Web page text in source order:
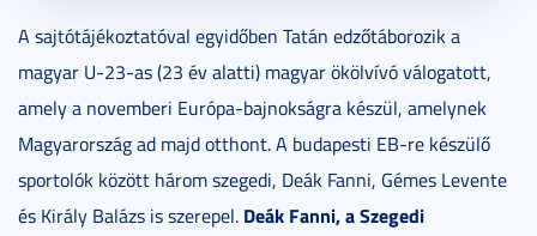
A sajtótájékoztatóval egyidőben Tatán edzőtáborozik a
magyar U-23-as (23 év alatti) magyar ökölvívó válogatott,
amely a novemberi Európa-bajnokságra készül, amelynek
Magyarország ad majd otthont. A budapesti EB-re készülő
sportolók között három szegedi, Deák Fanni, Gémes Levente
és Király Balázs is szerepel. Deák Fanni, a Szegedi